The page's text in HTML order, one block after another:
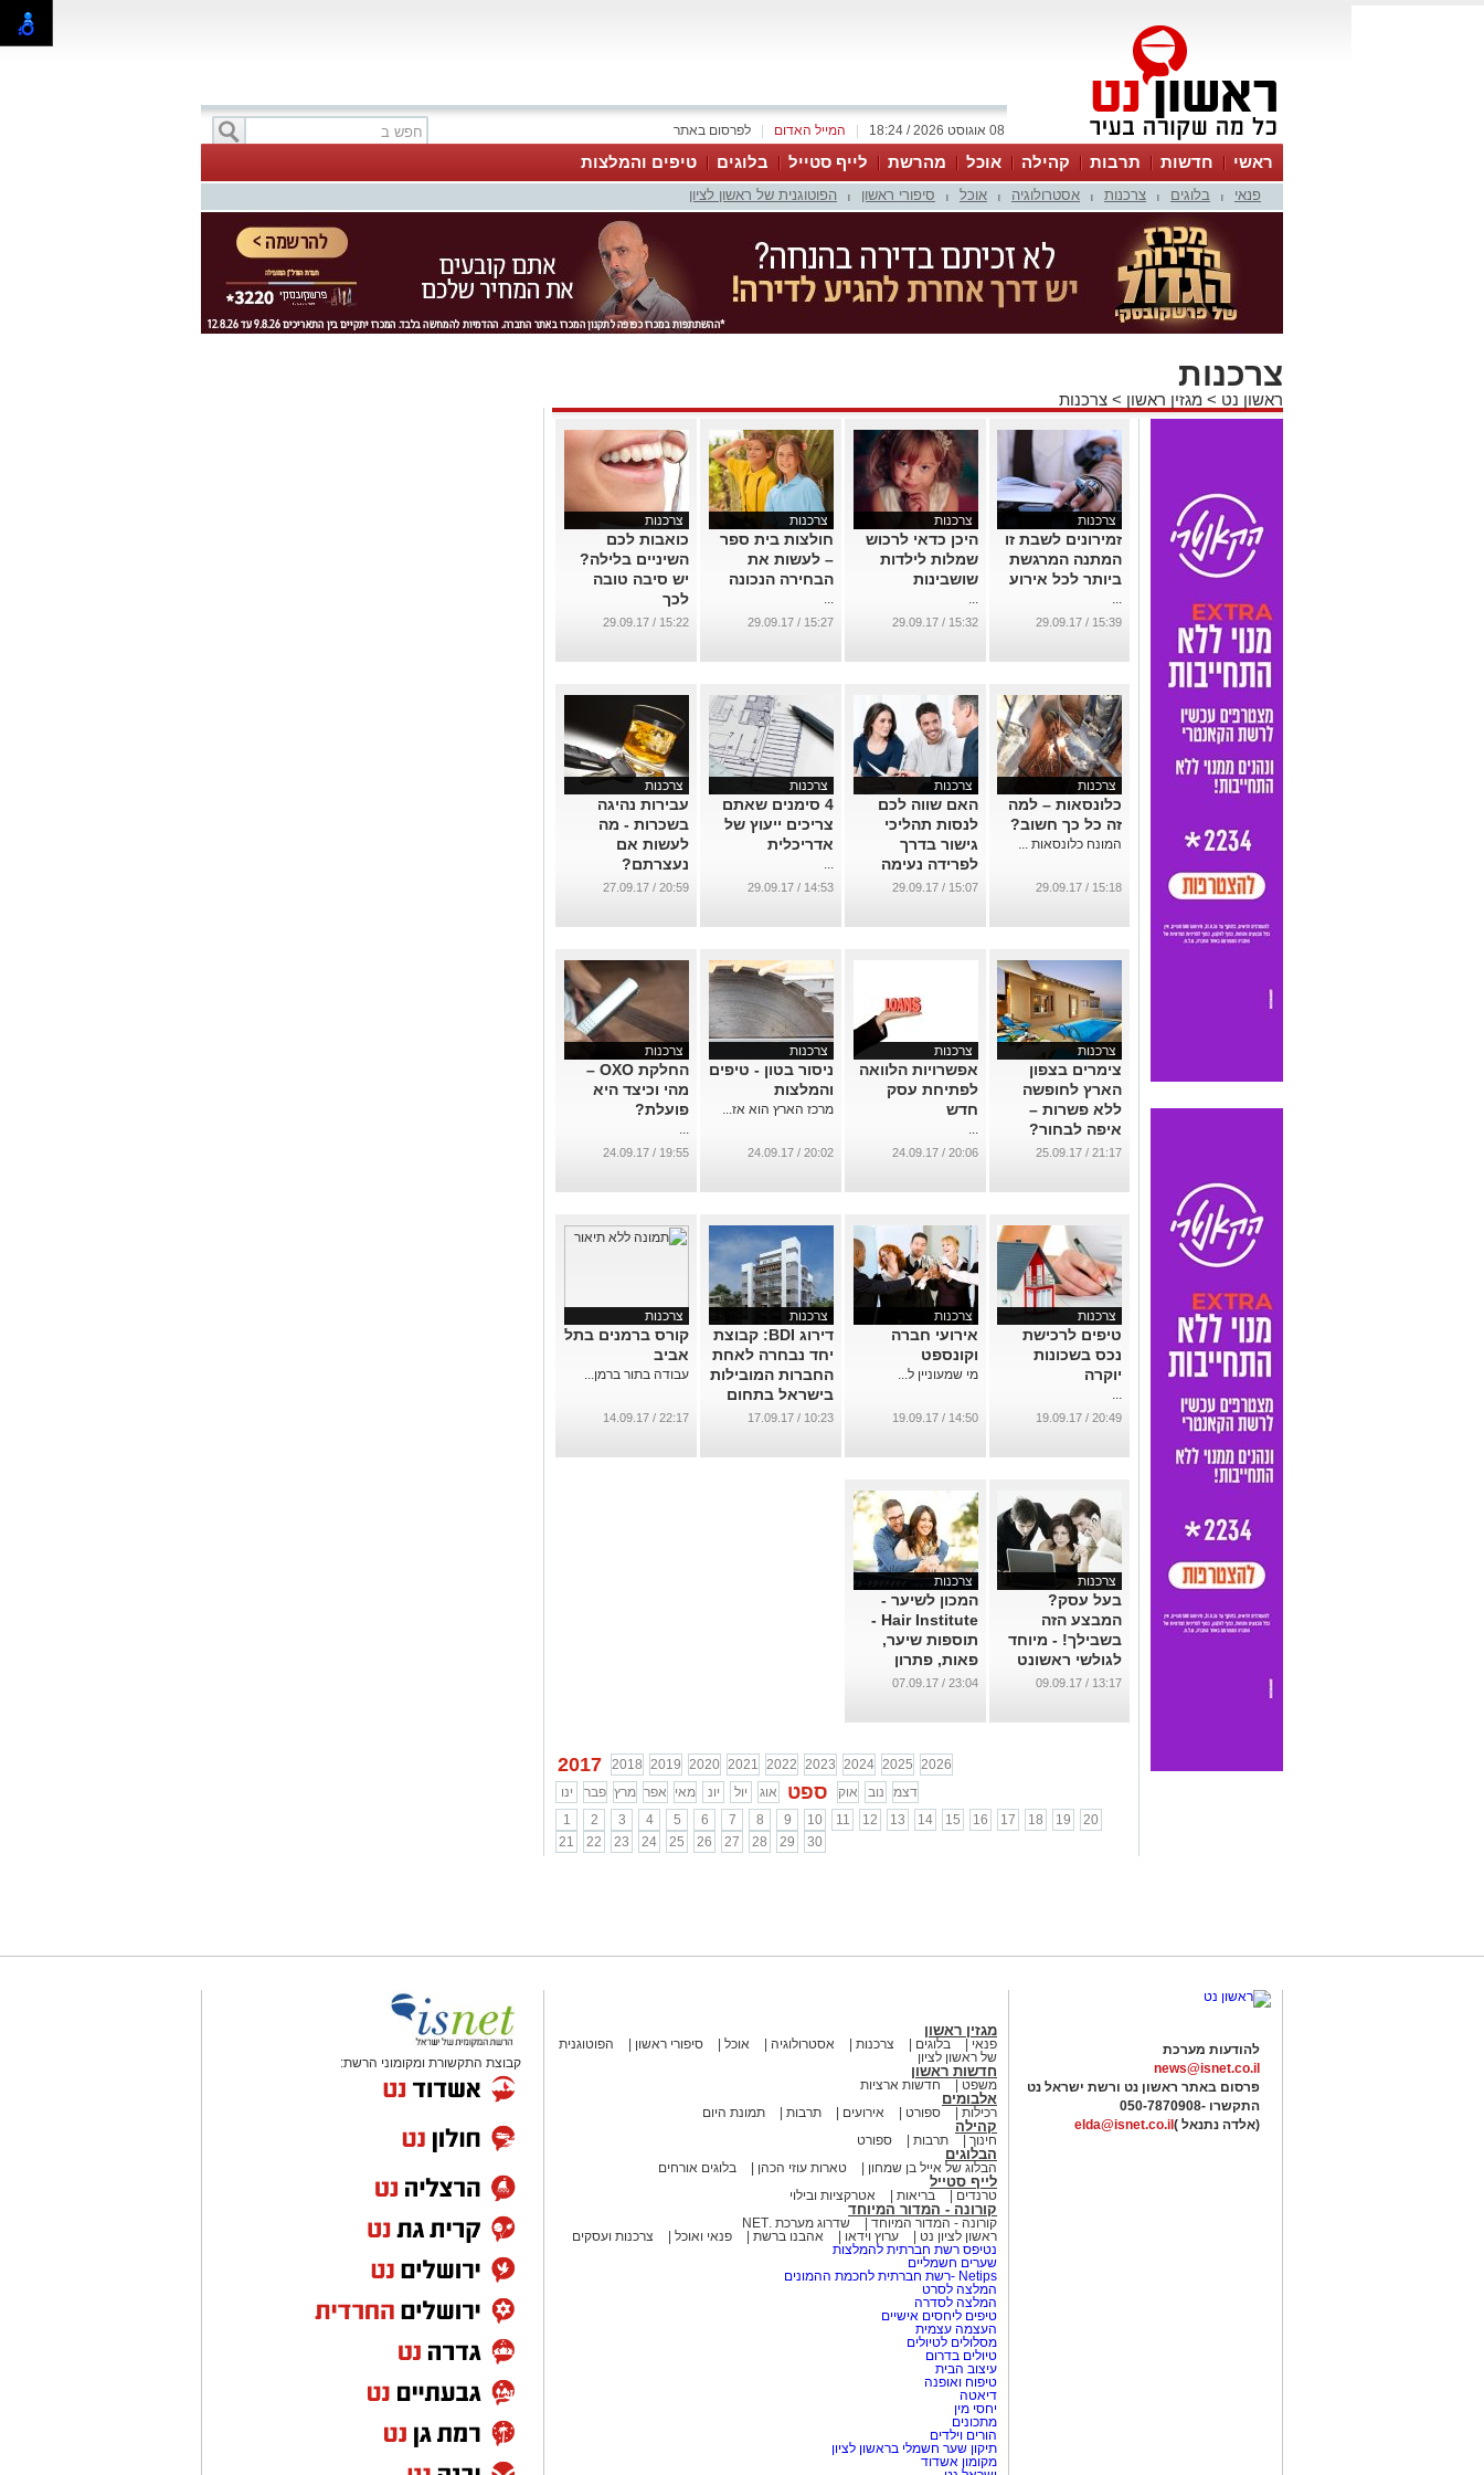
לפרסום באתר המייל האדום 08 אוגוסט 2026 / 18:24
ראשי חדשות תרבות קהילה אוכל מהרשת לייף סטייל בלוגים טיפים והמלצות
פנאי בלוגים צרכנות אסטרולוגיה אוכל סיפורי ראשון הפוטוגנית של ראשון לציון
צרכנות
ראשון נט > מגזין ראשון > צרכנות
צרכנות
זמירונים לשבת זו
המתנה המרגשת
ביותר לכל אירוע
...
15:39 / 29.09.17
צרכנות
היכן כדאי לרכוש
שמלות לילדות
שושבינות
...
15:32 / 29.09.17
צרכנות
חולצות בית ספר
– לעשות את
הבחירה הנכונה
...
15:27 / 29.09.17
צרכנות
כואבות לכם
השיניים בלילה?
יש סיבה טובה
לכך
...
15:22 / 29.09.17
צרכנות
כלונסאות – למה
זה כל כך חשוב?
המונח כלונסאות ...
15:18 / 29.09.17
צרכנות
האם שווה לכם
לנסות תהליכי
גישור בדרך
לפרידה נעימה
יותר?
15:07 / 29.09.17
צרכנות
4 סימנים שאתם
צריכים ייעוץ של
אדריכלית
...
14:53 / 29.09.17
צרכנות
עבירות נהיגה
בשכרות - מה
לעשות אם
נעצרתם?
...
20:59 / 27.09.17
צרכנות
צימרים בצפון
הארץ לחופשה
ללא פשרות –
איפה לבחור?
...
21:17 / 25.09.17
צרכנות
אפשרויות הלוואה
לפתיחת עסק
חדש
...
20:06 / 24.09.17
צרכנות
ניסור בטון - טיפים
והמלצות
מרכז הארץ הוא אז...
20:02 / 24.09.17
צרכנות
החלקת OXO –
מהי וכיצד היא
פועלת?
...
19:55 / 24.09.17
צרכנות
טיפים לרכישת
נכס בשכונות
יוקרה
...
20:49 / 19.09.17
צרכנות
אירועי חברה
וקונספט
מי שמעוניין ל...
14:50 / 19.09.17
צרכנות
דירוג BDI: קבוצת
יחד נבחרה לאחת
החברות המובילות
בישראל בתחום
ההתחדשות
38
10:23 / 17.09.17
צרכנות
קורס ברמנים בתל
אביב
עבודה בתור ברמן...
22:17 / 14.09.17
צרכנות
בעל עסק?
המבצע הזה
בשבילך! - מיוחד
לגולשי ראשונט
...
13:17 / 09.09.17
צרכנות
המכון לשיער -
Hair Institute -
תוספות שיער,
פאות, פתרון
לבעלי שיער דליל
23:04 / 07.09.17
2017 2018 2019 2020 2021 2022 2023 2024 2025 2026
ינו
פבר מרץ אפר מאי יונ יול אוג ספט אוק נוב
דצמ
1
2 3 4 5 6 7 8 9 10 11 12 13 14 15 16 17 18 19
20
21
22 23 24 25 26 27 28 29 30
להודעות מערכת
news@isnet.co.il
פרסום באתר ראשון נט ורשת ישראל נט
התקשרו -050-7870908
(אלדה נתנאל ) elda@isnet.co.il
מגזין ראשון
פנאי בלוגים צרכנות אסטרולוגיה אוכל סיפורי ראשון
הפוטוגנית
של ראשון לציון
חדשות ראשון
משפט חדשות ארציות
אלבומים
רכילות ספורט אירועים תרבות תמונת היום
קהילה
חינוך תרבות ספורט
הבלוגים
הבלוג של אייל בן שמחון טארות עוזי הכהן בלוגים אורחים
לייף סטייל
טרנדים בריאות אטרקציות ובילוי
קורונה - המדור המיוחד
קורונה - המדור המיוחד
שדרוג מערכת .NET
ראשון לציון נט
ערוץ וידאו אהבנו ברשת פנאי ואוכל
צרכנות ועסקים
נטיפס רשת חברתית להמלצות
שערים חשמליים
Netips -רשת חברתית לחכמת ההמונים
המלצה לסרט
המלצה לסדרה
טיפים ליחסים אישיים
העצמה עצמית
מסלולים לטיולים
טיולים בדרום
עיצוב הבית
טיפוח ואופנה
דיאטה
יחסי מין
מתכונים
הורים וילדים
תיקון שער חשמלי בראשון לציון
מקומון אשדוד
קבוצת התקשורת ומקומוני הרשת: